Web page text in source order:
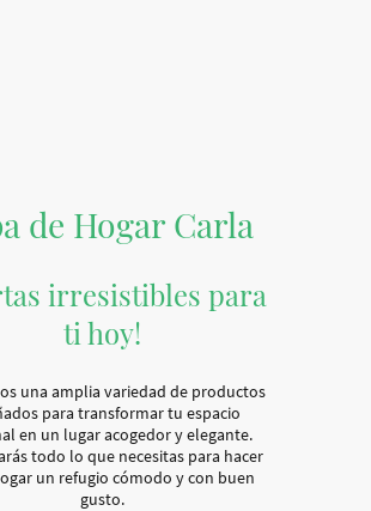
de Hogar Carla
irresistibles para
ti hoy!
una amplia variedad de productos
para transformar tu espacio
en un lugar acogedor y elegante.
todo lo que necesitas para hacer
un refugio cómodo y con buen
gusto.